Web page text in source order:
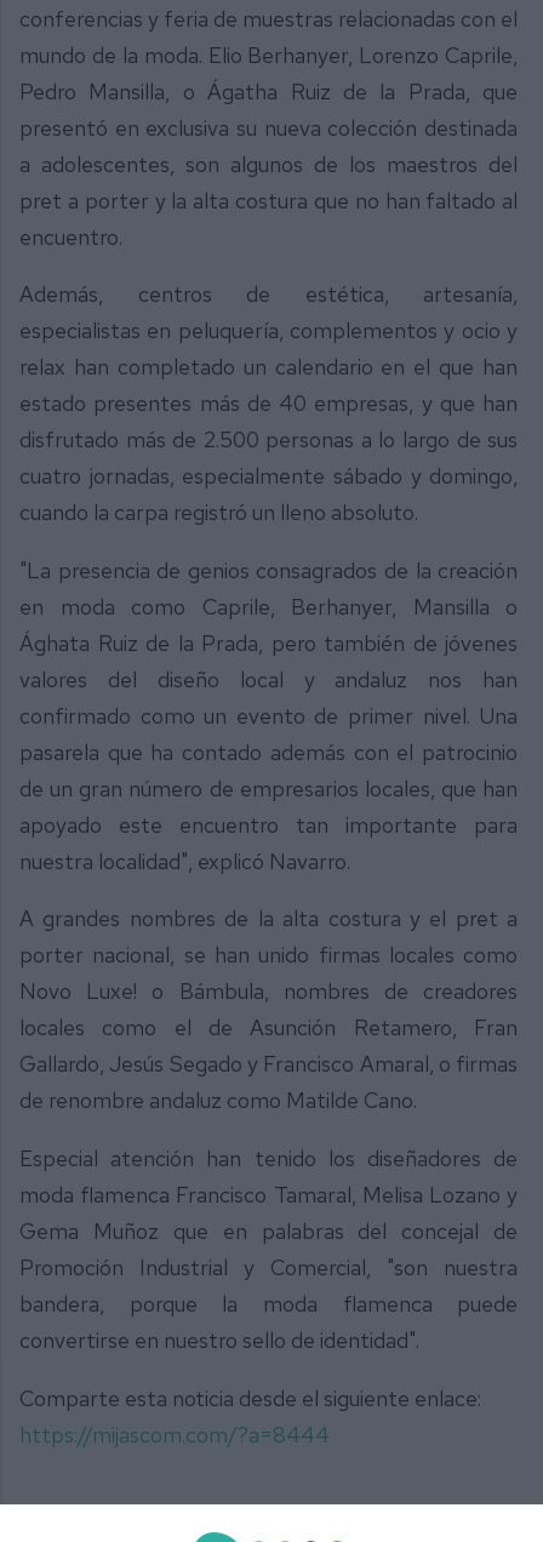
conferencias y feria de muestras relacionadas con el
mundo de la moda. Elio Berhanyer, Lorenzo Caprile,
Pedro Mansilla, o Ágatha Ruiz de la Prada, que
presentó en exclusiva su nueva colección destinada
a adolescentes, son algunos de los maestros del
pret a porter y la alta costura que no han faltado al
encuentro.
Además, centros de estética, artesanía,
especialistas en peluquería, complementos y ocio y
relax han completado un calendario en el que han
estado presentes más de 40 empresas, y que han
disfrutado más de 2.500 personas a lo largo de sus
cuatro jornadas, especialmente sábado y domingo,
cuando la carpa registró un lleno absoluto.
"La presencia de genios consagrados de la creación
en moda como Caprile, Berhanyer, Mansilla o
Ághata Ruiz de la Prada, pero también de jóvenes
valores del diseño local y andaluz nos han
confirmado como un evento de primer nivel. Una
pasarela que ha contado además con el patrocinio
de un gran número de empresarios locales, que han
apoyado este encuentro tan importante para
nuestra localidad", explicó Navarro.
A grandes nombres de la alta costura y el pret a
porter nacional, se han unido firmas locales como
Novo Luxe! o Bámbula, nombres de creadores
locales como el de Asunción Retamero, Fran
Gallardo, Jesús Segado y Francisco Amaral, o firmas
de renombre andaluz como Matilde Cano.
Especial atención han tenido los diseñadores de
moda flamenca Francisco Tamaral, Melisa Lozano y
Gema Muñoz que en palabras del concejal de
Promoción Industrial y Comercial, "son nuestra
bandera, porque la moda flamenca puede
convertirse en nuestro sello de identidad".
Comparte esta noticia desde el siguiente enlace:
https://mijascom.com/?a=8444